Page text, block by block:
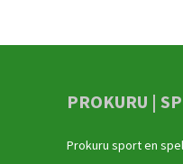
PROKURU |
Prokuru sport en